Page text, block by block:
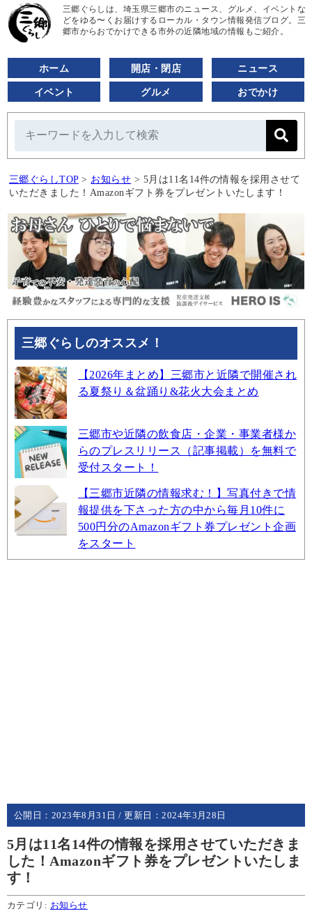
三郷ぐらしは、埼玉県三郷市のニュース、グルメ、イベントな
どをゆる〜くお届けするローカル・タウン情報発信ブログ。三
郷市からおでかけできる市外の近隣地域の情報もご紹介。
ホーム 開店・閉店 ニュース
イベント グルメ おでかけ
三郷ぐらしTOP > お知らせ > 5月は11名14件の情報を採用させて
いただきました！Amazonギフト券をプレゼントいたします！
三郷ぐらしのオススメ！
【2026年まとめ】三郷市と近隣で開催され
る夏祭り＆盆踊り&花火大会まとめ
三郷市や近隣の飲食店・企業・事業者様か
らのプレスリリース（記事掲載）を無料で
受付スタート！
【三郷市近隣の情報求む！】写真付きで情
報提供を下さった方の中から毎月10件に
500円分のAmazonギフト券プレゼント企画
をスタート
公開日： 2023年8月31日 / 更新日：2024年3月28日
5月は11名14件の情報を採用させていただきま
した！Amazonギフト券をプレゼントいたしま
す！
カテゴリ: お知らせ